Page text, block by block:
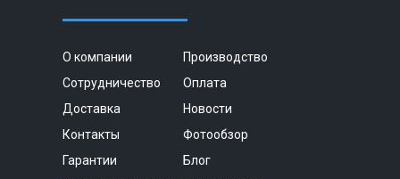
О компании
Производство
Сотрудничество
Оплата
Доставка
Новости
Контакты
Фотообзор
Гарантии
Блог